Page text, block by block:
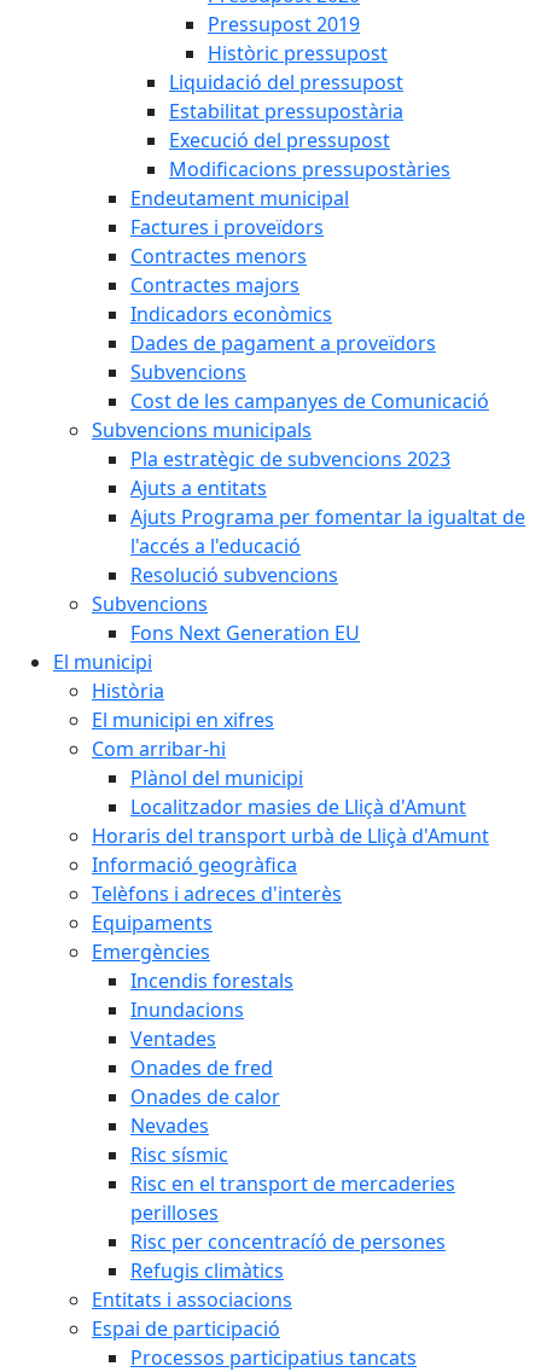
Pressupost 2019
Històric pressupost
Liquidació del pressupost
Estabilitat pressupostària
Execució del pressupost
Modificacions pressupostàries
Endeutament municipal
Factures i proveïdors
Contractes menors
Contractes majors
Indicadors econòmics
Dades de pagament a proveïdors
Subvencions
Cost de les campanyes de Comunicació
Subvencions municipals
Pla estratègic de subvencions 2023
Ajuts a entitats
Ajuts Programa per fomentar la igualtat de
l'accés a l'educació
Resolució subvencions
Subvencions
Fons Next Generation EU
El municipi
Història
El municipi en xifres
Com arribar-hi
Plànol del municipi
Localitzador masies de Lliçà d'Amunt
Horaris del transport urbà de Lliçà d'Amunt
Informació geogràfica
Telèfons i adreces d'interès
Equipaments
Emergències
Incendis forestals
Inundacions
Ventades
Onades de fred
Onades de calor
Nevades
Risc sísmic
Risc en el transport de mercaderies
perilloses
Risc per concentracíó de persones
Refugis climàtics
Entitats i associacions
Espai de participació
Processos participatius tancats